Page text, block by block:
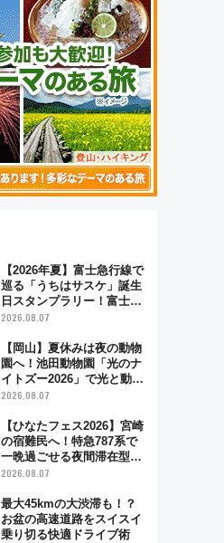
【2026年夏】富士急行線で
巡る「うちはサスケ」誕生
日スタンプラリー！富士急
ハイランド限定グルメ＆グ
2026.08.07
【岡山】夏休みは夜の動物
園へ！池田動物園「光のナ
イトズー2026」で光と動物
が彩る特別な夜
2026.08.07
【ひなたフェス2026】宮崎
の宿難民へ！特急787系で
一晩過ごせる夜間滞在型イ
ベント「スワローおひさ
2026.08.07
最大45kmの大渋滞も！？
お盆の高速道路をスイスイ
乗り切る快適ドライブ術